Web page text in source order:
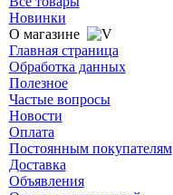
Новинки
О магазине
Главная страница
Обработка данных
Полезное
Частые вопросы
Новости
Оплата
Постоянным покупателям
Доставка
Объявления